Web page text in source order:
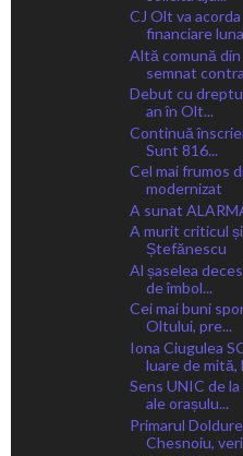
CJ Olt va
financiare
Altă comună din
semnat
Debut cu
an în Olt...
Continuă
Sunt 816...
Cel mai frumos
modernizat
A sunat
A murit criticul
Ștefănescu
Al șaselea
de îmbol...
Cei mai buni
Oltului, pre...
Iona Ciugulea
luare de mită,
Sens UNIC de
ale orașulu...
Primarul
Chesnoiu,